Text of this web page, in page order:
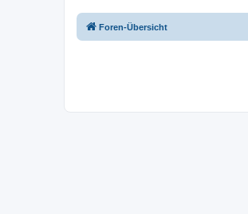
Foren-Übersicht